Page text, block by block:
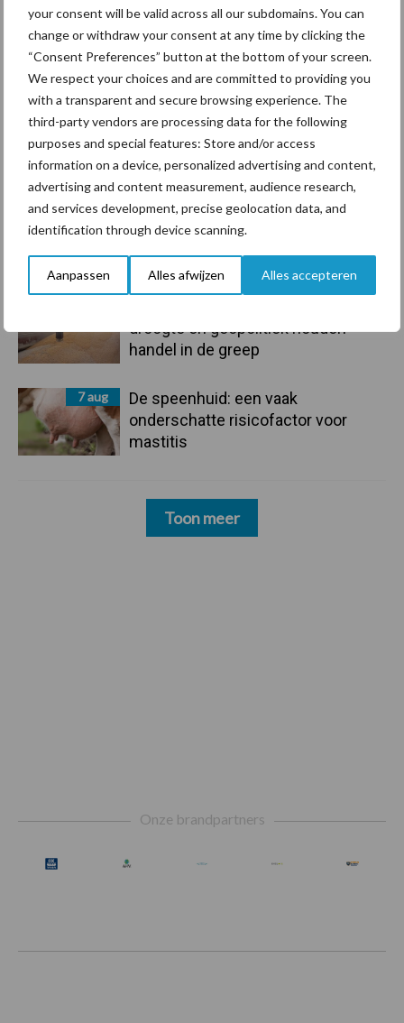
your consent will be valid across all our subdomains. You can
change or withdraw your consent at any time by clicking the
“Consent Preferences” button at the bottom of your screen.
We respect your choices and are committed to providing you
with a transparent and secure browsing experience. The
third-party vendors are processing data for the following
purposes and special features: Store and/or access
information on a device, personalized advertising and content,
advertising and content measurement, audience research,
and services development, precise geolocation data, and
identification through device scanning.
Aanpassen Alles afwijzen Alles accepteren
Sidebar
Tot 5 ton per wiel om
ondergrondverdichting te beperken
10 aug
Jaarverslag 2025 Royal A-ware:
Machines en werktuigen gewild
doelwit criminelen
droogte en geopolitiek houden
handel in de greep
7 aug
De speenhuid: een vaak
onderschatte risicofactor voor
mastitis
Toon meer
Onze brandpartners